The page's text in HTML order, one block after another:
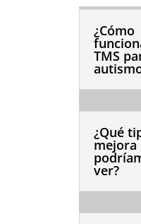
¿Cómo
TMS
¿Qué
mejora
ver?